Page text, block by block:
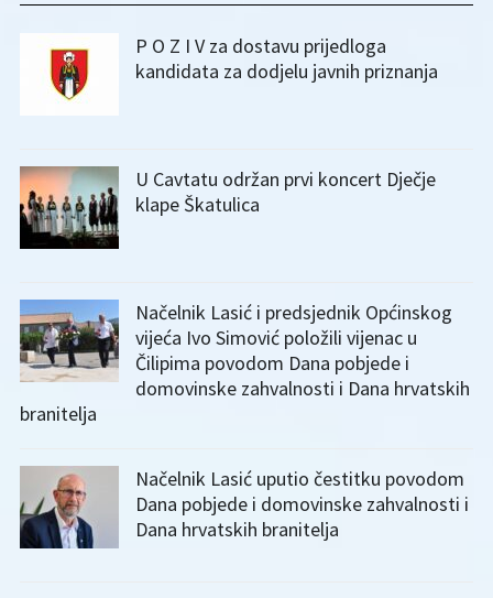
P O Z I V za dostavu prijedloga
kandidata za dodjelu javnih priznanja
U Cavtatu održan prvi koncert Dječje
klape Škatulica
Načelnik Lasić i predsjednik Općinskog
vijeća Ivo Simović položili vijenac u
Čilipima povodom Dana pobjede i
domovinske zahvalnosti i Dana hrvatskih
branitelja
Načelnik Lasić uputio čestitku povodom
Dana pobjede i domovinske zahvalnosti i
Dana hrvatskih branitelja